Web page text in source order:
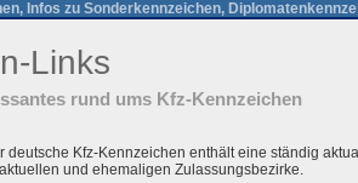
Infos zu Sonderkennzeichen,
Links
rund ums Kfz-Kennzeichen
deutsche Kfz-Kennzeichen enthält eine ständig
und ehemaligen Zulassungsbezirke.